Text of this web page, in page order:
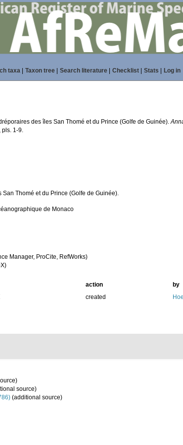
taxa| Taxon tree| Search literature| Checklist| Stats Log in
des îles San Thomé et du Prince (Golfe de Guinée).
pls. 1-9.
San Thomé et du Prince (Golfe de Guinée).
de Monaco
Manager, ProCite, RefWorks)
action
by
created
source)
(additional source)